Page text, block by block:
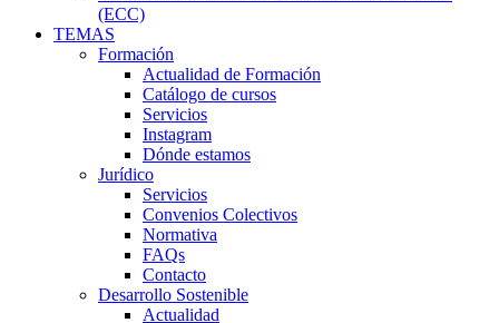
(ECC)
TEMAS
Formación
Actualidad de Formación
Catálogo de cursos
Servicios
Instagram
Dónde estamos
Jurídico
Servicios
Convenios Colectivos
Normativa
FAQs
Contacto
Desarrollo Sostenible
Actualidad